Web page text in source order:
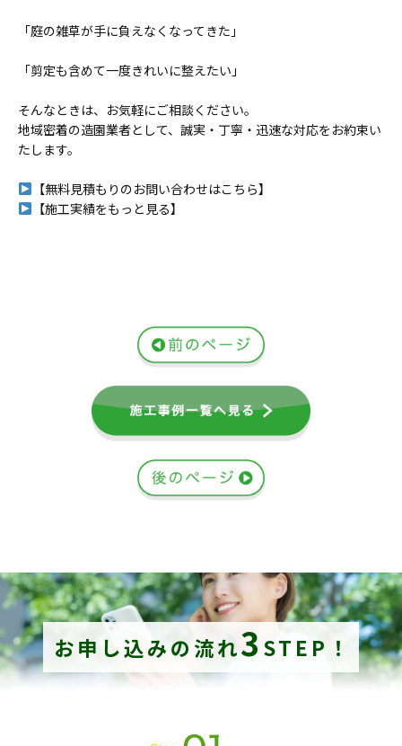
「庭の雑草が手に負えなくなってきた」
「剪定も含めて一度きれいに整えたい」
そんなときは、お気軽にご相談ください。
地域密着の造園業者として、誠実・丁寧・迅速な対応をお約束い
たします。
【無料見積もりのお問い合わせはこちら】
【施工実績をもっと見る】
お申し込みの流れ3 STEP！